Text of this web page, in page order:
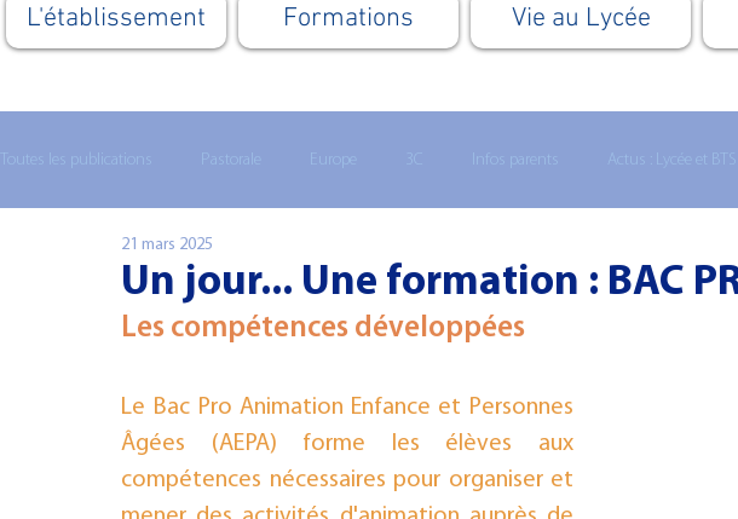
L'établissement Formations Vie au Lycée
Toutes les publications Pastorale Europe 3C Infos parents Actus : Lycée et BTS
Un jour... Une formation : BAC
21 mars 2025
Les compétences développées
Le Bac Pro Animation Enfance et Personnes
Âgées (AEPA) forme les élèves aux
compétences nécessaires pour organiser et